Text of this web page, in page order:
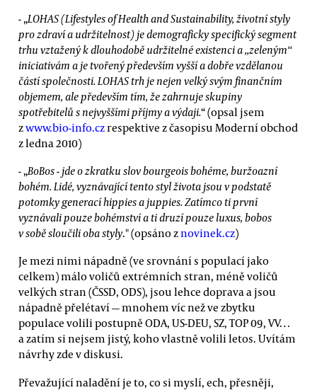
- „LOHAS (Lifestyles of Health and Sustainability, životní styly
pro zdraví a udržitelnost) je demograficky specifický segment
trhu vztažený k dlouhodobě udržitelné existenci a „zeleným“
iniciativám a je tvořený především vyšší a dobře vzdělanou
částí společnosti. LOHAS trh je nejen velký svým finančním
objemem, ale především tím, že zahrnuje skupiny
spotřebitelů s nejvyššími příjmy a výdaji.“ (opsal jsem
zwww.bio-info.czrespektive z časopisu Moderní obchod
z ledna 2010)
- „BoBos - jde o zkratku slov bourgeois bohéme, buržoazní
bohém. Lidé, vyznávající tento styl života jsou v podstatě
potomky generací hippies a juppies. Zatímco ti první
vyznávali pouze bohémství a ti druzí pouze luxus, bobos
v sobě sloučili oba styly." (opsáno znovinek.cz)
Je mezi nimi nápadně (ve srovnání s populací jako
celkem) málo voličů extrémních stran, méně voličů
velkých stran (ČSSD, ODS), jsou lehce doprava a jsou
nápadně přelétaví — mnohem víc než ve zbytku
populace volili postupně ODA, US-DEU, SZ, TOP 09, VV…
a zatím si nejsem jistý, koho vlastně volili letos. Uvítám
návrhy zde v diskusi.
Převažující naladění je to, co si myslí, ech, přesněji,